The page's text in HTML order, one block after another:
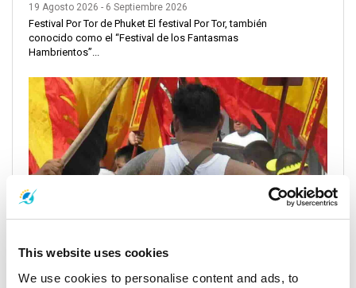
This website uses cookies
We use cookies to personalise content and ads, to
19 Agosto 2026 - 6 Septiembre 2026
Festival Por Tor de Phuket El festival Por Tor, también
conocido como el “Festival de los Fantasmas
Hambrientos”...